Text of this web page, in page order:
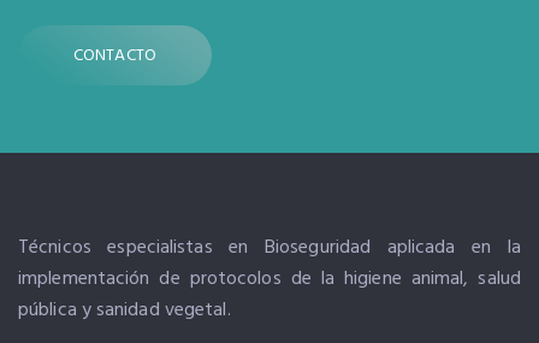
CONTACTO
Técnicos especialistas en Bioseguridad aplicada en la
implementación de protocolos de la higiene animal, salud
pública y sanidad vegetal.